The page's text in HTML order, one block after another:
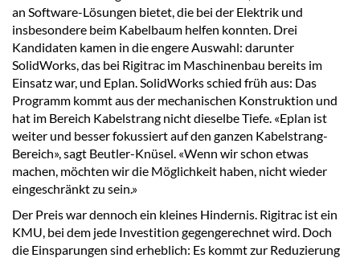
an Software-Lösungen bietet, die bei der Elektrik und
insbesondere beim Kabelbaum helfen konnten. Drei
Kandidaten kamen in die engere Auswahl: darunter
SolidWorks, das bei Rigitrac im Maschinenbau bereits im
Einsatz war, und Eplan. SolidWorks schied früh aus: Das
Programm kommt aus der mechanischen Konstruktion und
hat im Bereich Kabelstrang nicht dieselbe Tiefe. «Eplan ist
weiter und besser fokussiert auf den ganzen Kabelstrang-
Bereich», sagt Beutler-Knüsel. «Wenn wir schon etwas
machen, möchten wir die Möglichkeit haben, nicht wieder
eingeschränkt zu sein.»
Der Preis war dennoch ein kleines Hindernis. Rigitrac ist ein
KMU, bei dem jede Investition gegengerechnet wird. Doch
die Einsparungen sind erheblich: Es kommt zur Reduzierung